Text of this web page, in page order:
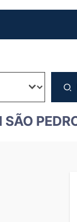
Vídeos
SÃO